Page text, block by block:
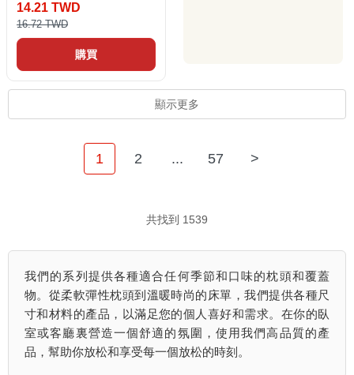
14.21 TWD
16.72 TWD
購買
顯示更多
1 2 ... 57 >
共找到 1539
我們的系列提供各種適合任何季節和口味的枕頭和覆蓋
物。從柔軟彈性枕頭到溫暖時尚的床單，我們提供各種尺
寸和材料的產品，以滿足您的個人喜好和需求。在你的臥
室或客廳裏營造一個舒適的氛圍，使用我們高品質的產
品，幫助你放松和享受每一個放松的時刻。